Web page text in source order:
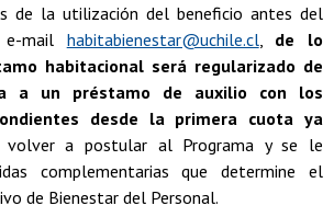
de la utilización del beneficio antes del
mail habitabienestar@uchile.cl, de lo
habitacional será regularizado de
a un préstamo de auxilio con los
desde la primera cuota ya
volver a postular al Programa y se le
complementarias que determine el
de Bienestar del Personal.